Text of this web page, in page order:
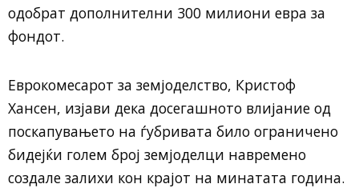
одобрат дополнителни 300 милиони евра за
фондот.
Еврокомесарот за земјоделство, Кристоф
Хансен, изјави дека досегашното влијание од
поскапувањето на ѓубривата било ограничено
бидејќи голем број земјоделци навремено
создале залихи кон крајот на минатата година.